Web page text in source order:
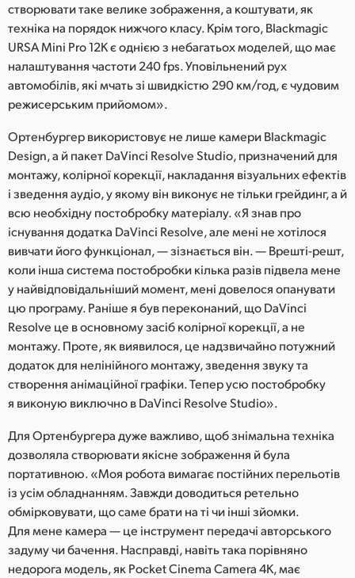
створювати таке велике зображення, а коштувати, як
техніка на порядок нижчого класу. Крім того, Blackmagic
URSA Mini Pro 12K є однією з небагатьох моделей, що має
налаштування частоти 240 fps. Уповільнений рух
автомобілів, які мчать зі швидкістю 290 км/год, є чудовим
режисерським прийомом».
Ортенбургер використовує не лише камери Blackmagic
Design, а й пакет DaVinci Resolve Studio, призначений для
монтажу, колірної корекції, накладання візуальних ефектів
і зведення аудіо, у якому він виконує не тільки грейдинг, а й
всю необхідну постобробку матеріалу. «Я знав про
існування додатка DaVinci Resolve, але мені не хотілося
вивчати його функціонал, — зізнається він. — Врешті-решт,
коли інша система постобробки кілька разів підвела мене
у найвідповідальніший момент, мені довелося опанувати
цю програму. Раніше я був переконаний, що DaVinci
Resolve це в основному засіб колірної корекції, а не
монтажу. Проте, як виявилося, це надзвичайно потужний
додаток для нелінійного монтажу, зведення звуку та
створення анімаційної графіки. Тепер усю постобробку
я виконую виключно в DaVinci Resolve Studio».
Для Ортенбургера дуже важливо, щоб знімальна техніка
дозволяла створювати якісне зображення й була
портативною. «Моя робота вимагає постійних перельотів
із усім обладнанням. Завжди доводиться ретельно
обмірковувати, що саме брати на ті чи інші зйомки.
Для мене камера — це інструмент передачі авторського
задуму чи бачення. Насправді, навіть така порівняно
недорога модель, як Pocket Cinema Camera 4K, має